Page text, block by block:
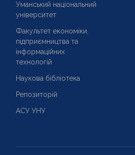
Уманський національний
університет
Факультет економіки,
підприємництва та
інформаційних
технологій
Наукова бібліотека
Репозиторій
АСУ УНУ